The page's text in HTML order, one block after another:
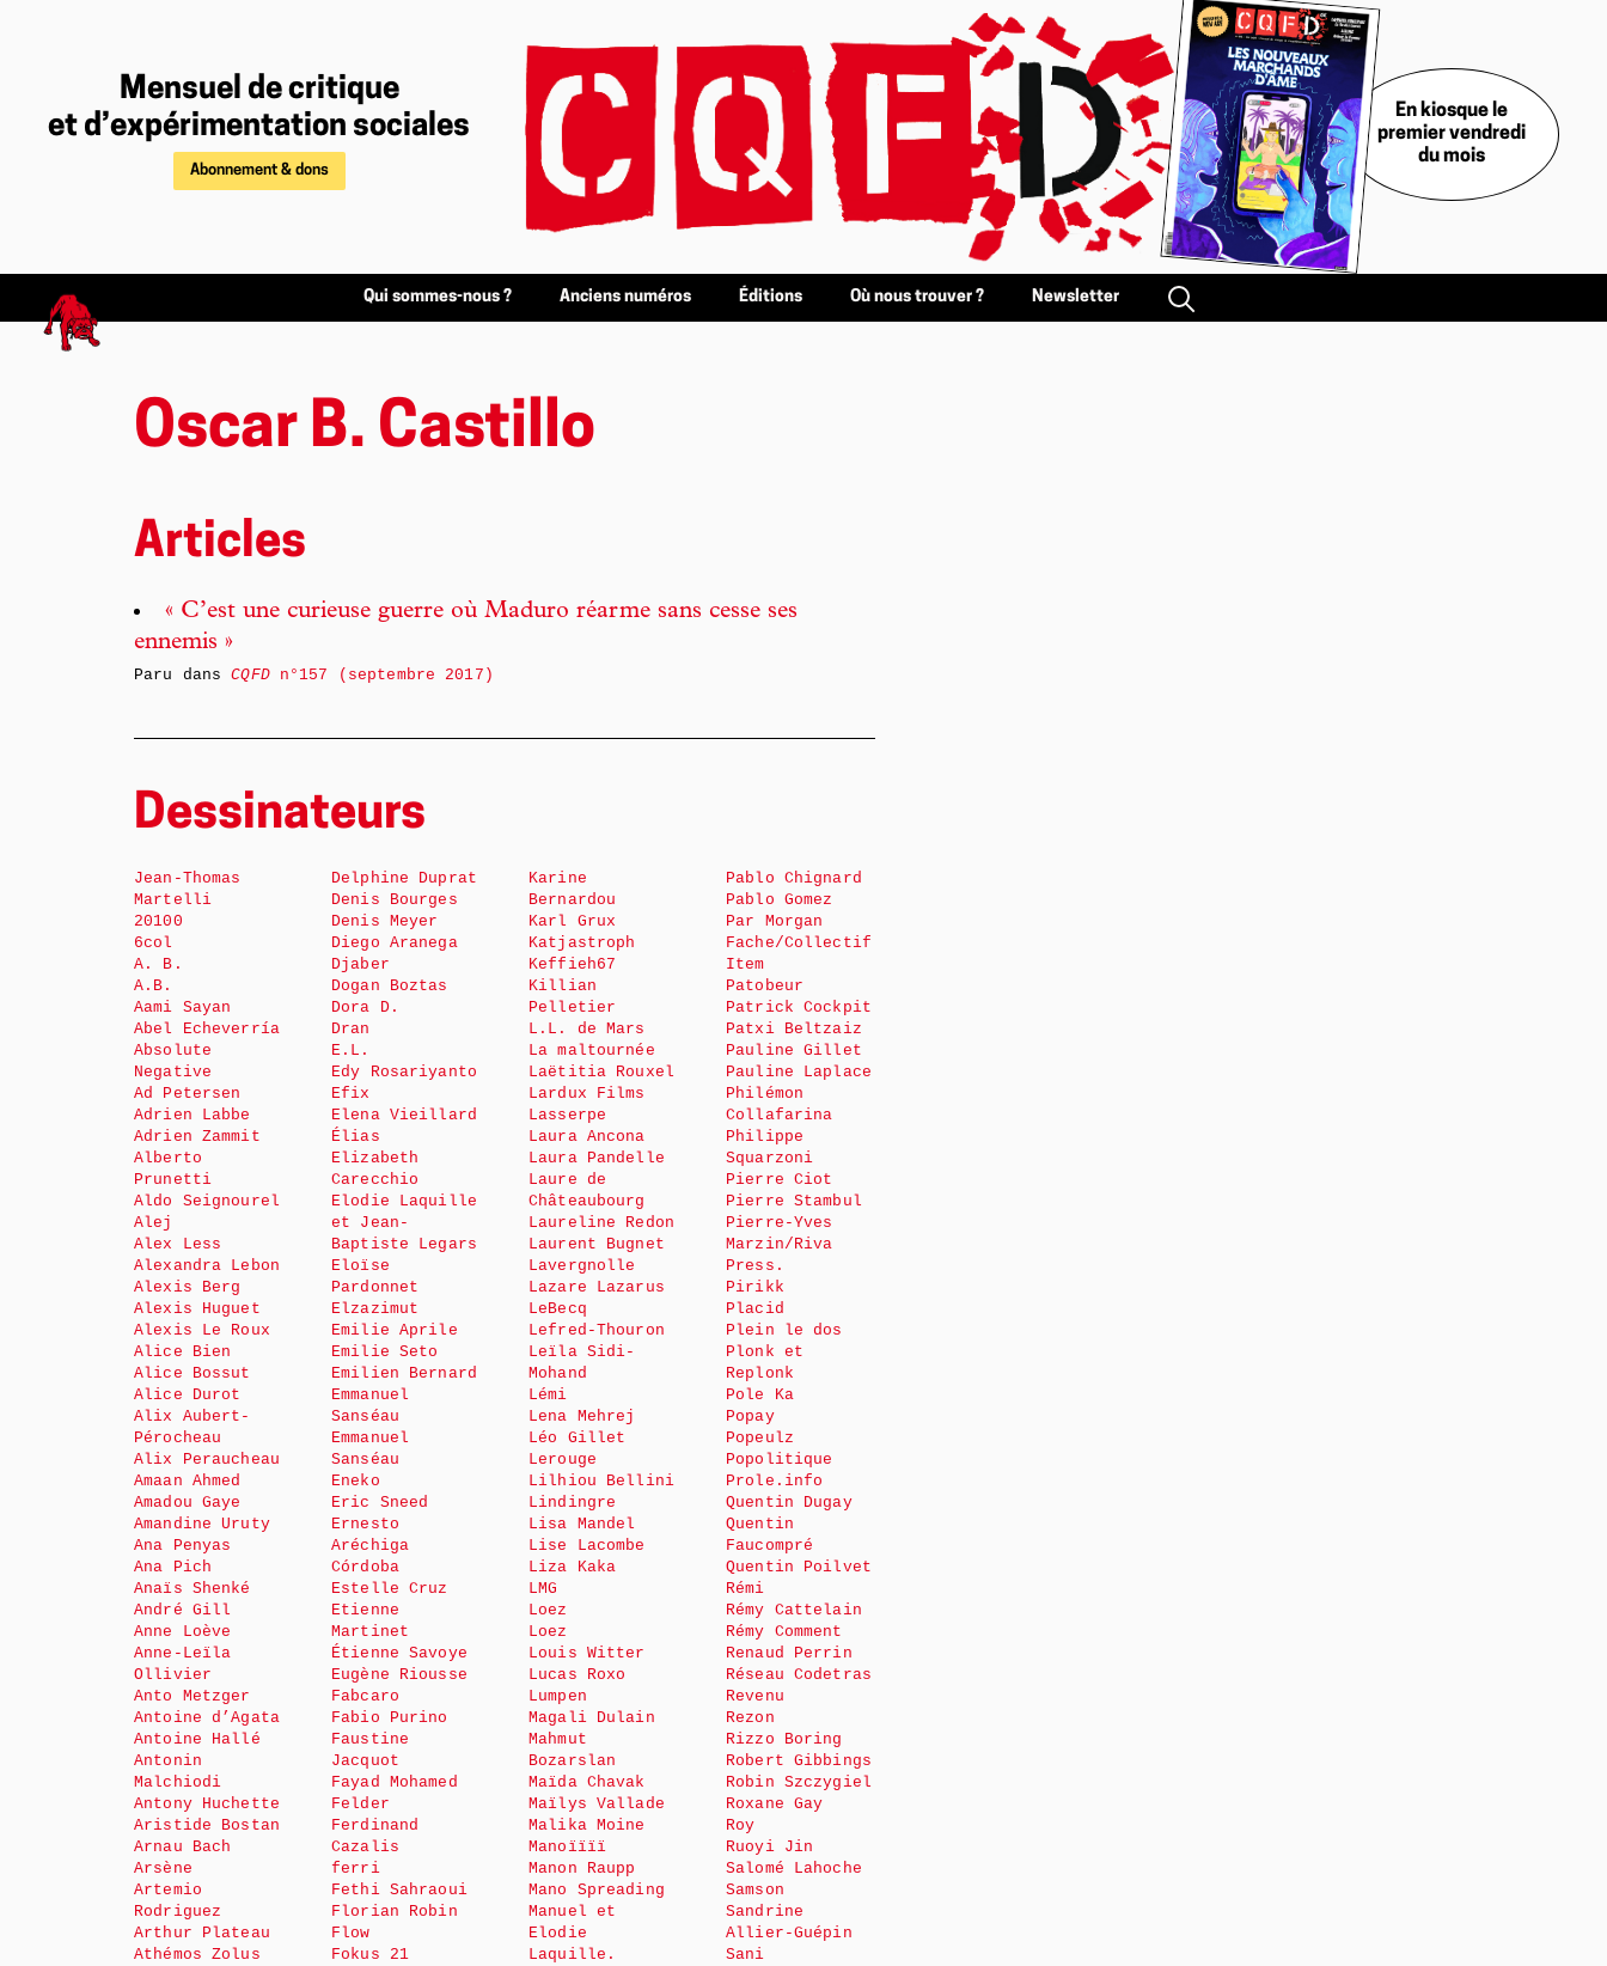
Mensuel de critique
et d’expérimentation sociales
Abonnement & dons
En kiosque le
premier vendredi
du mois
Qui sommes-nous ? Anciens numéros Éditions Où nous trouver ? Newsletter
Oscar B. Castillo
Articles
« C’est une curieuse guerre où Maduro réarme sans cesse ses
ennemis »
Paru dansCQFDn°157 (septembre 2017)
Dessinateurs
Jean-Thomas
Martelli
20100
6col
A. B.
A.B.
Aami Sayan
Abel Echeverría
Absolute
Negative
Ad Petersen
Adrien Labbe
Adrien Zammit
Alberto
Prunetti
Aldo Seignourel
Alej
Alex Less
Alexandra Lebon
Alexis Berg
Alexis Huguet
Alexis Le Roux
Alice Bien
Alice Bossut
Alice Durot
Alix Aubert-
Pérocheau
Alix Peraucheau
Amaan Ahmed
Amadou Gaye
Amandine Uruty
Ana Penyas
Ana Pich
Anaïs Shenké
André Gill
Anne Loève
Anne-Leïla
Ollivier
Anto Metzger
Antoine d’Agata
Antoine Hallé
Antonin
Malchiodi
Antony Huchette
Aristide Bostan
Arnau Bach
Arsène
Artemio
Rodriguez
Arthur Plateau
Athémos Zolus
Delphine Duprat
Denis Bourges
Denis Meyer
Diego Aranega
Djaber
Dogan Boztas
Dora D.
Dran
E.L.
Edy Rosariyanto
Efix
Elena Vieillard
Élias
Elizabeth
Carecchio
Elodie Laquille
et Jean-
Baptiste Legars
Eloïse
Pardonnet
Elzazimut
Emilie Aprile
Emilie Seto
Emilien Bernard
Emmanuel
Sanséau
Emmanuel
Sanséau
Eneko
Eric Sneed
Ernesto
Aréchiga
Córdoba
Estelle Cruz
Etienne
Martinet
Étienne Savoye
Eugène Riousse
Fabcaro
Fabio Purino
Faustine
Jacquot
Fayad Mohamed
Felder
Ferdinand
Cazalis
ferri
Fethi Sahraoui
Florian Robin
Flow
Fokus 21
Karine
Bernardou
Karl Grux
Katjastroph
Keffieh67
Killian
Pelletier
L.L. de Mars
La maltournée
Laëtitia Rouxel
Lardux Films
Lasserpe
Laura Ancona
Laura Pandelle
Laure de
Châteaubourg
Laureline Redon
Laurent Bugnet
Lavergnolle
Lazare Lazarus
LeBecq
Lefred-Thouron
Leïla Sidi-
Mohand
Lémi
Lena Mehrej
Léo Gillet
Lerouge
Lilhiou Bellini
Lindingre
Lisa Mandel
Lise Lacombe
Liza Kaka
LMG
Loez
Loez
Louis Witter
Lucas Roxo
Lumpen
Magali Dulain
Mahmut
Bozarslan
Maïda Chavak
Maïlys Vallade
Malika Moine
Manoïïïï
Manon Raupp
Mano Spreading
Manuel et
Elodie
Laquille.
Pablo Chignard
Pablo Gomez
Par Morgan
Fache/Collectif
Item
Patobeur
Patrick Cockpit
Patxi Beltzaiz
Pauline Gillet
Pauline Laplace
Philémon
Collafarina
Philippe
Squarzoni
Pierre Ciot
Pierre Stambul
Pierre-Yves
Marzin/Riva
Press.
Pirikk
Placid
Plein le dos
Plonk et
Replonk
Pole Ka
Popay
Popeulz
Popolitique
Prole.info
Quentin Dugay
Quentin
Faucompré
Quentin Poilvet
Rémi
Rémy Cattelain
Rémy Comment
Renaud Perrin
Réseau Codetras
Revenu
Rezon
Rizzo Boring
Robert Gibbings
Robin Szczygiel
Roxane Gay
Roy
Ruoyi Jin
Salomé Lahoche
Samson
Sandrine
Allier-Guépin
Sani